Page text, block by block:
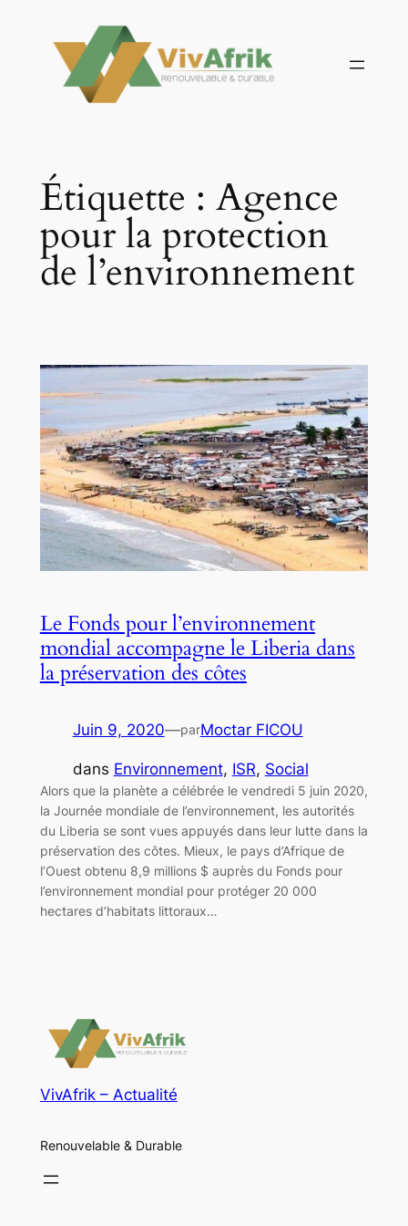
contenu
Étiquette : Agence
pour la protection
de l’environnement
Le Fonds pour l’environnement
mondial accompagne le Liberia dans
la préservation des côtes
Juin 9, 2020—parMoctar FICOU
dans Environnement, ISR, Social
Alors que la planète a célébrée le vendredi 5 juin 2020,
la Journée mondiale de l’environnement, les autorités
du Liberia se sont vues appuyés dans leur lutte dans la
préservation des côtes. Mieux, le pays d’Afrique de
l’Ouest obtenu 8,9 millions $ auprès du Fonds pour
l’environnement mondial pour protéger 20 000
hectares d’habitats littoraux…
VivAfrik – Actualité
Renouvelable & Durable